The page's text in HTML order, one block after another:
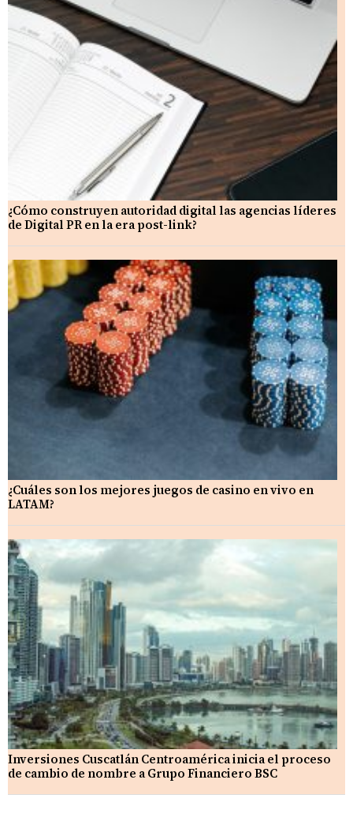
¿Cómo construyen autoridad digital las agencias líderes
de Digital PR en la era post-link?
¿Cuáles son los mejores juegos de casino en vivo en
LATAM?
Inversiones Cuscatlán Centroamérica inicia el proceso
de cambio de nombre a Grupo Financiero BSC